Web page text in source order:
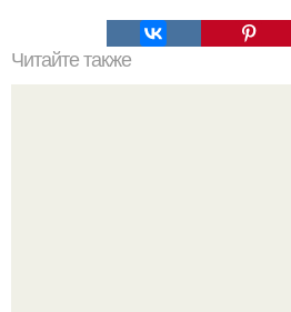
Читайте также